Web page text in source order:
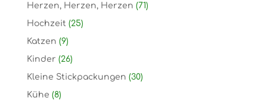
Herzen, Herzen, Herzen (71)
Hochzeit (25)
Katzen (9)
Kinder (26)
Kleine Stickpackungen (30)
Kühe (8)